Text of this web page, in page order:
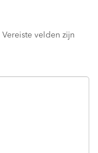
Vereiste velden zijn